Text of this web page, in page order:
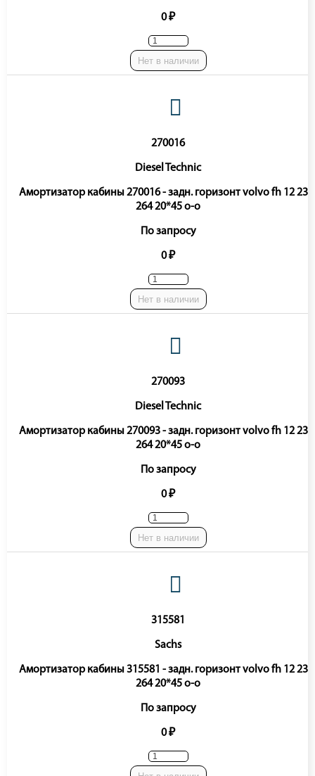
0 ₽
Нет в наличии
270016
Diesel Technic
Амортизатор кабины 270016 - задн. горизонт volvo fh 12
264 20*45 o-o
По запросу
0 ₽
Нет в наличии
270093
Diesel Technic
Амортизатор кабины 270093 - задн. горизонт volvo fh 12
264 20*45 o-o
По запросу
0 ₽
Нет в наличии
315581
Sachs
Амортизатор кабины 315581 - задн. горизонт volvo fh 12
264 20*45 o-o
По запросу
0 ₽